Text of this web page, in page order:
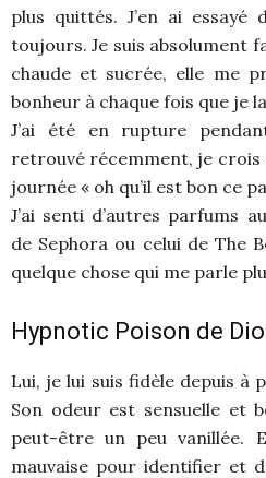
plus quittés. J’en ai essayé
toujours. Je suis absolument
chaude et sucrée, elle me
bonheur à chaque fois que je
J’ai été en rupture
retrouvé récemment, je crois
journée « oh qu’il est bon ce
J’ai senti d’autres parfums
de Sephora ou celui de The
quelque chose qui me parle
Hypnotic Poison de
Lui, je lui suis fidèle depuis à
Son odeur est sensuelle et
peut-être un peu vanillée.
mauvaise pour identifier et